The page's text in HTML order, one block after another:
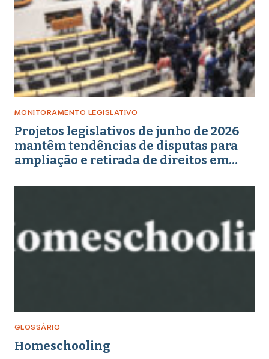
MONITORAMENTO LEGISLATIVO
Projetos legislativos de junho de 2026
mantêm tendências de disputas para
ampliação e retirada de direitos em
enfrentamento a crimes
GLOSSÁRIO
Homeschooling